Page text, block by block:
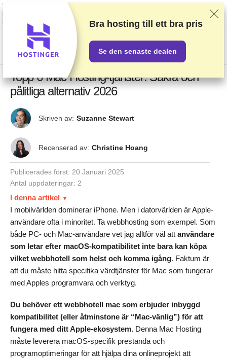
Vi rankar leverantörer baserat på rigorösa tester och efterforskning, men vi
lyssnar även på din feedback och våra kommersiella avtal med
leverantörer. Denna sida innehåller partnerlänkar.Annonseringsinformation
Topp 6 Mac Hosting-tjänster: Säkra och
pålitliga alternativ 2026
Skriven av: Suzanne Stewart
Recenserad av: Christine Hoang
Publicerades först: 20 Januari 2025
Antal uppdateringar: 2
I denna artikel
I mobilvärlden dominerar iPhone. Men i datorvärlden är Apple-
användare ofta i minoritet. Ta webbhosting som exempel. Som
både PC- och Mac-användare vet jag alltför väl att användare
som letar efter macOS-kompatibilitet inte bara kan köpa
vilket webbhotell som helst och komma igång. Faktum är
att du måste hitta specifika värdtjänster för Mac som fungerar
med Apples programvara och verktyg.
Du behöver ett webbhotell mac som erbjuder inbyggd
kompatibilitet (eller åtminstone är “Mac-vänlig”) för att
fungera med ditt Apple-ekosystem. Denna Mac Hosting
måste leverera macOS-specifik prestanda och
programoptimeringar för att hjälpa dina onlineprojekt att
Bra hosting till ett bra pris
Se den senaste dealen